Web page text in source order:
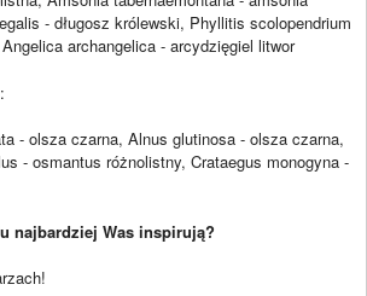
- długosz królewski, Phyllitis scolopendrium
archangelica - arcydzięgiel litwor
- olsza czarna, Alnus glutinosa - olsza czarna,
- osmantus różnolistny, Crataegus monogyna -
najbardziej Was inspirują?